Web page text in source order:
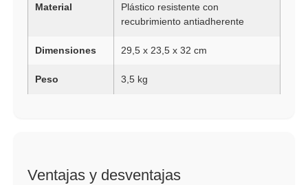
Material
Plástico resistente con
recubrimiento antiadherente
Dimensiones 29,5 x 23,5 x 32 cm
Peso 3,5 kg
Ventajas y desventajas